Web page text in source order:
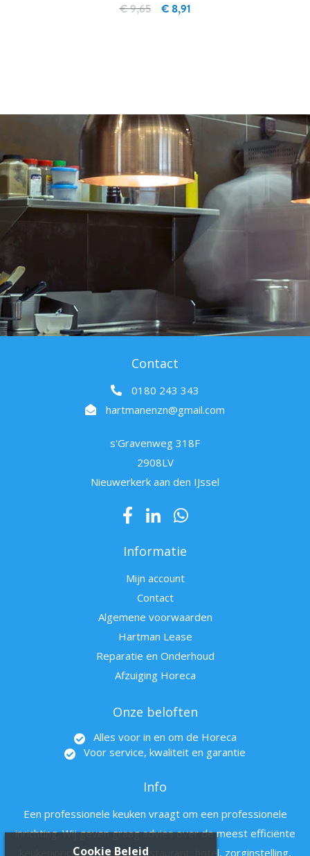
€ 8,91
€ 9,65
Contact
0180 243 343
hartmanenzn@gmail.com
s'Gravenweg 318F
2908LV
Nieuwerkerk aan den IJssel
Informatie
Mijn account
Contact
Algemene voorwaarden
Hartman Lease
Reparatie en Onderhoud
Afzuiging Horeca
Onze beloften
Alles voor in en om de Horeca
Voor service, kwaliteit en garantie
Info
Een professionele keuken vraagt om een professionele
inrichting. Wij geven graag advies over de meest efficiënte
keukeninrichting voor uw restaurant, hotel, zorginstelling,
Cookie Beleid